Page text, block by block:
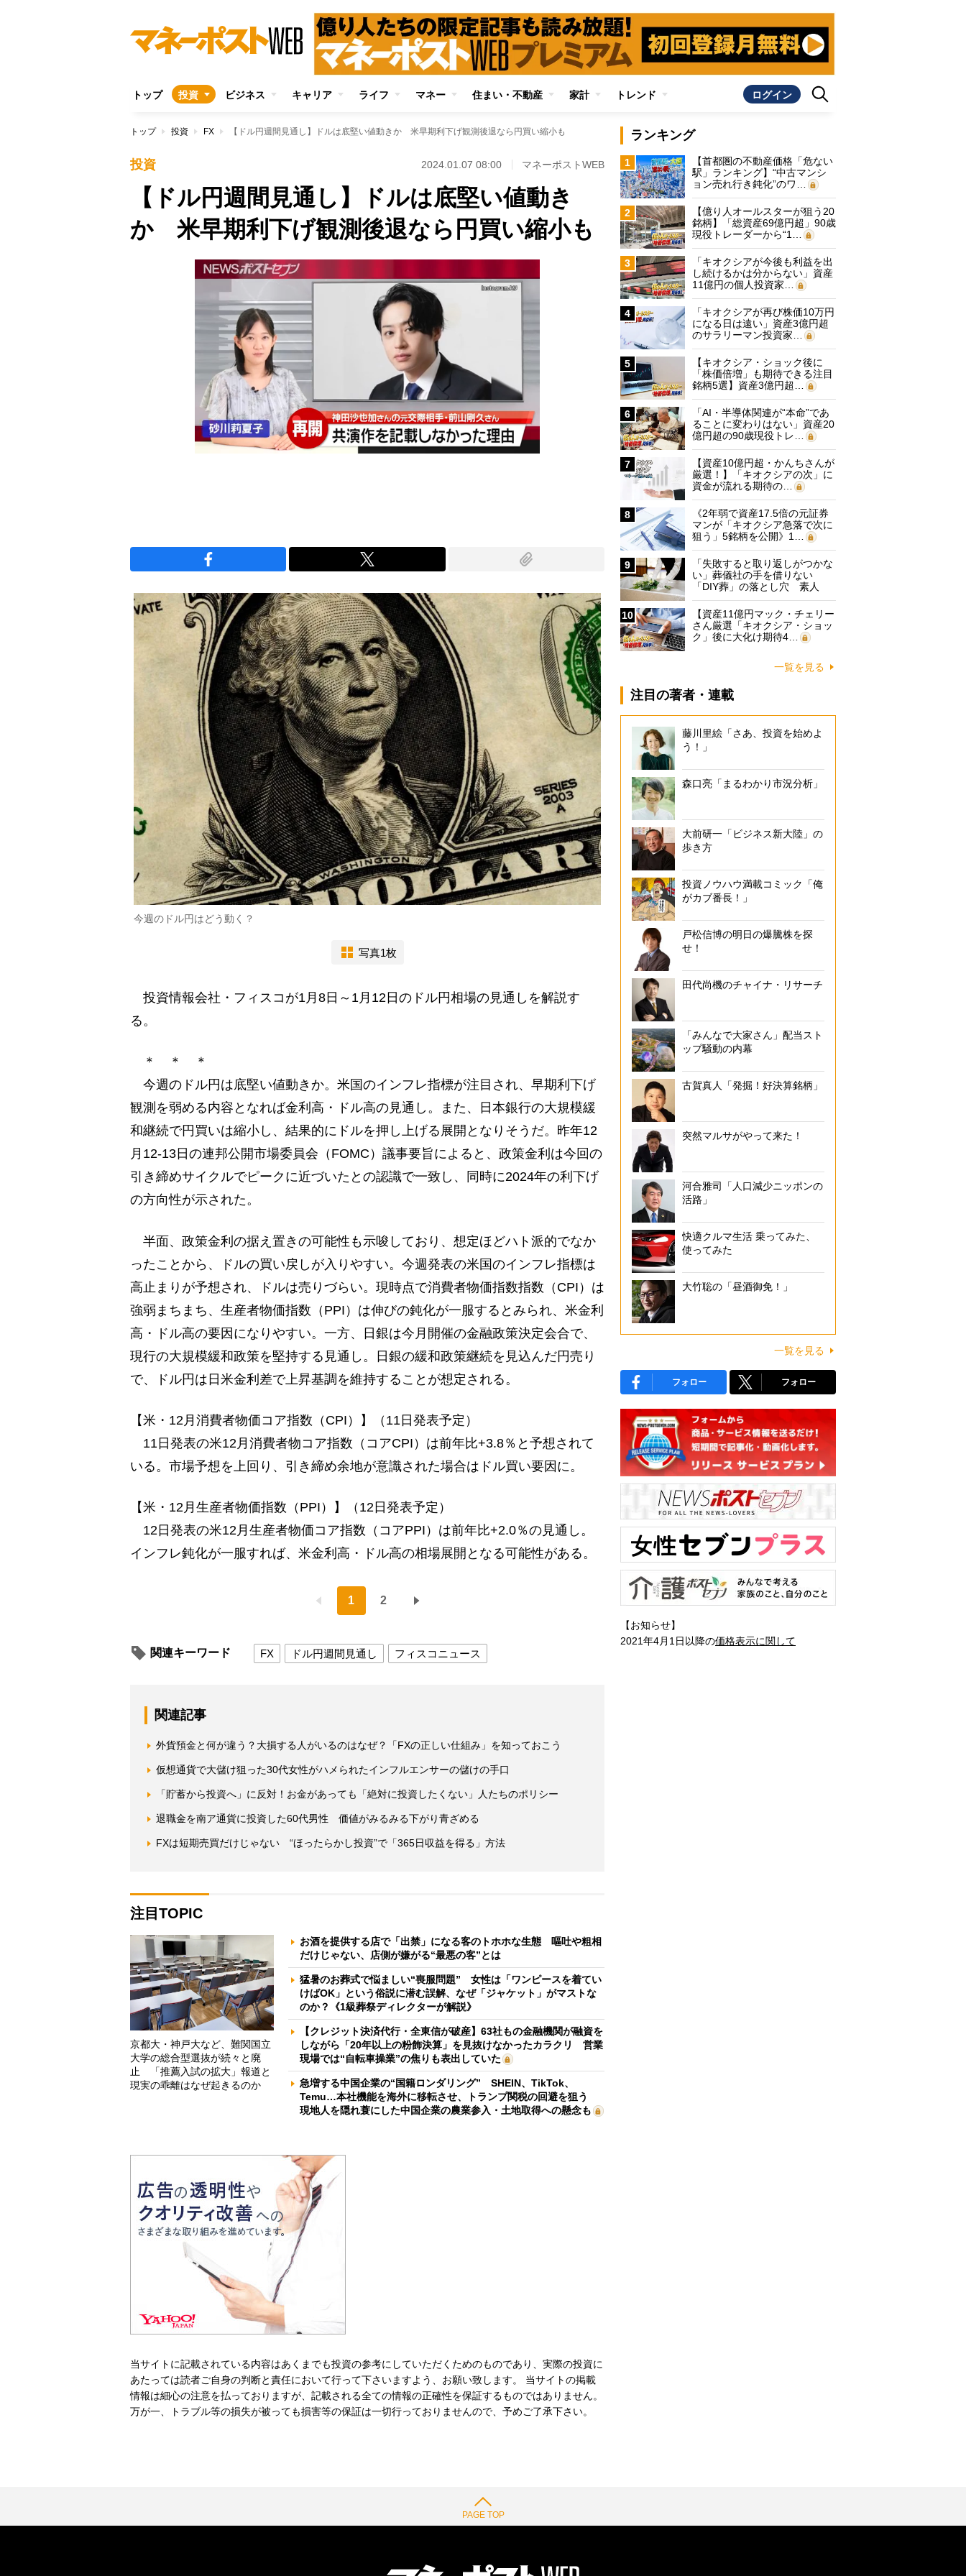
トップ 投資 ビジネス キャリア ライフ マネー 住まい・不動産 家計 トレンド ログイン
トップ 投資 FX 【ドル円週間見通し】ドルは底堅い値動きか 米早期利下げ観測後退なら円買い縮小も
投資 2024.01.07 08:00 マネーポストWEB
【ドル円週間見通し】ドルは底堅い値動き
か 米早期利下げ観測後退なら円買い縮小も
今週のドル円はどう動く？
写真1枚
投資情報会社・フィスコが1月8日～1月12日のドル円相場の見通しを解説す
る。
＊ ＊ ＊
今週のドル円は底堅い値動きか。米国のインフレ指標が注目され、早期利下げ
観測を弱める内容となれば金利高・ドル高の見通し。また、日本銀行の大規模緩
和継続で円買いは縮小し、結果的にドルを押し上げる展開となりそうだ。昨年12
月12-13日の連邦公開市場委員会（FOMC）議事要旨によると、政策金利は今回の
引き締めサイクルでピークに近づいたとの認識で一致し、同時に2024年の利下げ
の方向性が示された。
半面、政策金利の据え置きの可能性も示唆しており、想定ほどハト派的でなか
ったことから、ドルの買い戻しが入りやすい。今週発表の米国のインフレ指標は
高止まりが予想され、ドルは売りづらい。現時点で消費者物価指数指数（CPI）は
強弱まちまち、生産者物価指数（PPI）は伸びの鈍化が一服するとみられ、米金利
高・ドル高の要因になりやすい。一方、日銀は今月開催の金融政策決定会合で、
現行の大規模緩和政策を堅持する見通し。日銀の緩和政策継続を見込んだ円売り
で、ドル円は日米金利差で上昇基調を維持することが想定される。
【米・12月消費者物価コア指数（CPI）】（11日発表予定）
11日発表の米12月消費者物コア指数（コアCPI）は前年比+3.8％と予想されて
いる。市場予想を上回り、引き締め余地が意識された場合はドル買い要因に。
【米・12月生産者物価指数（PPI）】（12日発表予定）
12日発表の米12月生産者物価コア指数（コアPPI）は前年比+2.0％の見通し。
インフレ鈍化が一服すれば、米金利高・ドル高の相場展開となる可能性がある。
1 2
関連キーワード FX ドル円週間見通し フィスコニュース
関連記事
外貨預金と何が違う？大損する人がいるのはなぜ？「FXの正しい仕組み」を知っておこう
仮想通貨で大儲け狙った30代女性がハメられたインフルエンサーの儲けの手口
「貯蓄から投資へ」に反対！お金があっても「絶対に投資したくない」人たちのポリシー
退職金を南ア通貨に投資した60代男性 価値がみるみる下がり青ざめる
FXは短期売買だけじゃない “ほったらかし投資”で「365日収益を得る」方法
注目TOPIC
京都大・神戸大など、難関国立
大学の総合型選抜が続々と廃
止 「推薦入試の拡大」報道と
現実の乖離はなぜ起きるのか
お酒を提供する店で「出禁」になる客のトホホな生態 嘔吐や粗相
だけじゃない、店側が嫌がる“最悪の客”とは
猛暑のお葬式で悩ましい“喪服問題” 女性は「ワンピースを着てい
けばOK」という俗説に潜む誤解、なぜ「ジャケット」がマストな
のか？《1級葬祭ディレクターが解説》
【クレジット決済代行・全東信が破産】63社もの金融機関が融資を
しながら「20年以上の粉飾決算」を見抜けなかったカラクリ 営業
現場では“自転車操業”の焦りも表出していた
急増する中国企業の“国籍ロンダリング” SHEIN、TikTok、
Temu…本社機能を海外に移転させ、トランプ関税の回避を狙う
現地人を隠れ蓑にした中国企業の農業参入・土地取得への懸念も
当サイトに記載されている内容はあくまでも投資の参考にしていただくためのものであり、実際の投資に
あたっては読者ご自身の判断と責任において行って下さいますよう、お願い致します。 当サイトの掲載
情報は細心の注意を払っておりますが、記載される全ての情報の正確性を保証するものではありません。
万が一、トラブル等の損失が被っても損害等の保証は一切行っておりませんので、予めご了承下さい。
ランキング
1
【首都圏の不動産価格「危ない
駅」ランキング】“中古マンシ
ョン売れ行き鈍化”のワ…
2
【億り人オールスターが狙う20
銘柄】「総資産69億円超」90歳
現役トレーダーから“1…
3
「キオクシアが今後も利益を出
し続けるかは分からない」資産
11億円の個人投資家…
4
「キオクシアが再び株価10万円
になる日は遠い」資産3億円超
のサラリーマン投資家…
5
【キオクシア・ショック後に
「株価倍増」も期待できる注目
銘柄5選】資産3億円超…
6
「AI・半導体関連が“本命”であ
ることに変わりはない」資産20
億円超の90歳現役トレ…
7
【資産10億円超・かんちさんが
厳選！】「キオクシアの次」に
資金が流れる期待の…
8
《2年弱で資産17.5倍の元証券
マンが「キオクシア急落で次に
狙う」5銘柄を公開》1…
9
「失敗すると取り返しがつかな
い」葬儀社の手を借りない
「DIY葬」の落とし穴 素人
に…
10
【資産11億円マック・チェリー
さん厳選「キオクシア・ショッ
ク」後に大化け期待4…
一覧を見る
注目の著者・連載
藤川里絵「さあ、投資を始めよ
う！」
森口亮「まるわかり市況分析」
大前研一「ビジネス新大陸」の
歩き方
投資ノウハウ満載コミック「俺
がカブ番長！」
戸松信博の明日の爆騰株を探
せ！
田代尚機のチャイナ・リサーチ
「みんなで大家さん」配当スト
ップ騒動の内幕
古賀真人「発掘！好決算銘柄」
突然マルサがやって来た！
河合雅司「人口減少ニッポンの
活路」
快適クルマ生活 乗ってみた、
使ってみた
大竹聡の「昼酒御免！」
一覧を見る
フォロー フォロー
【お知らせ】
2021年4月1日以降の価格表示に関して
PAGE TOP